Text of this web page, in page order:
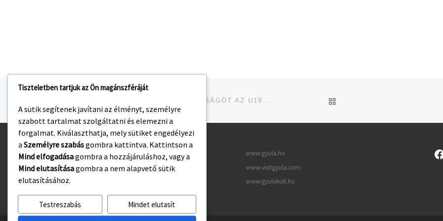
Navigálás a bejegyzések között
jelen bejegyzés
GÓLZÁPOROS MÉRKŐZÉSSEL ZÁRTA A BAJNOKSÁGOT AZ U19-ES FUTBALLCSAPAT
Kezdőlap
Adatvédelmi irányelvek
www.gyula.hu
www.visitgyula.com
www.gyulakult.hu
Tiszteletben tartjuk az Ön magánszféráját
A sütik segítenek javítani az élményt, személyre
szabott tartalmat szolgáltatni és elemezni a
forgalmat. Kiválaszthatja, mely sütiket engedélyezi
a Személyre szabásgombra kattintva. Kattintson a
Mind elfogadásagombra a hozzájáruláshoz, vagy a
Mind elutasításagombra a nem alapvető sütik
elutasításához.
Testreszabás Mindet elutasít